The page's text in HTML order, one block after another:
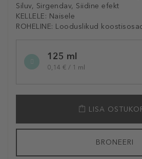
Siluv, Sirgendav, Siidine efekt
KELLELE: Naisele
ROHELINE: Looduslikud
variation125 ml
0,14 € / 1 ml
LISA
BRONEERI